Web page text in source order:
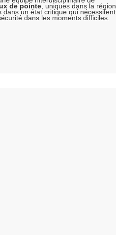
de pointe , uniques dans la région,
un état critique qui nécessitent
dans les moments difficiles.